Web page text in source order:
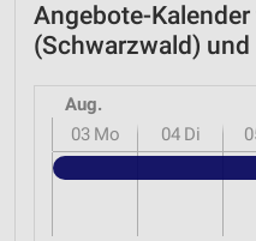
Angebote-
(Schwarzwald)
Aug.
03 Mo 04 Di